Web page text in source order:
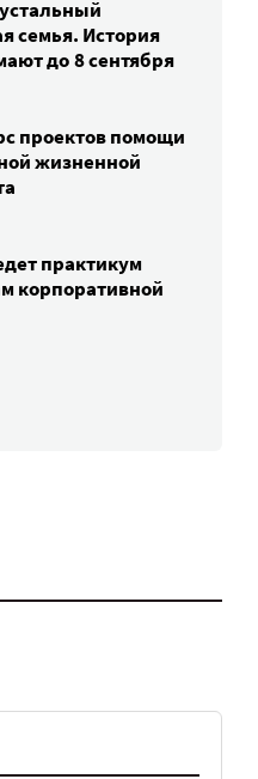
семья. История
до 8 сентября
проектов помощи
жизненной
практикум
корпоративной